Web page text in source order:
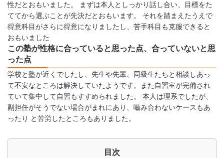
性だとおもいました。 まずは本人としっかり話し合い、目標をた
ててから選ぶことが先決だとおもいます。 それを踏まえたうえで
得意科目がさらに得意になりましたし、苦手科目も克服できると
おもいました
この塾が性格に合っていると思った点、合っていないと思
った点
学校と塾が近くでしたし、先生や先輩、同級生たちと相談しあっ
て不安なところは解決していたようです。また自習室が完備され
ていて集中して自習もすすめられました。 本人は理系でしたが、
副担任がそうでない場合がまれにあり、嚙み合わないケースもあ
ったり と苦労したところもありました。
目次